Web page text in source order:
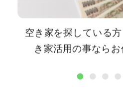
空き家を探している
き家活用の事ならお